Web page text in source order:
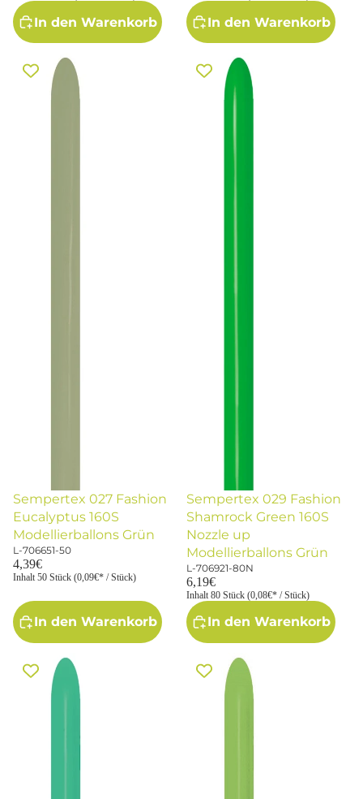
In den Warenkorb In den Warenkorb
Sempertex 027 Fashion
Eucalyptus 160S
Modellierballons Grün
Sempertex 027 Fashion
Eucalyptus 160S
Modellierballons Grün
L-706651-50
4,39€
Inhalt 50 Stück (0,09€* / Stück)
In den Warenkorb
Sempertex 029 Fashion
Shamrock Green 160S Nozzle
up Modellierballons Grün
Sempertex 029 Fashion
Shamrock Green 160S
Nozzle up
Modellierballons Grün
L-706921-80N
6,19€
Inhalt 80 Stück (0,08€* / Stück)
In den Warenkorb
Sempertex 030 Fashion Green
160S Nozzle up
Modellierballons Grün
Sempertex 031 Fashion Lime
Green 160S Nozzle up
Modellierballons Hellgrün